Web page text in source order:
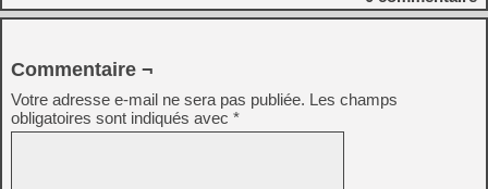
Commentaire ¬
Votre adresse e-mail ne sera pas publiée. Les champs
obligatoires sont indiqués avec *